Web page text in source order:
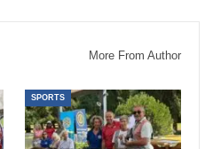
More From Author
SPORTS